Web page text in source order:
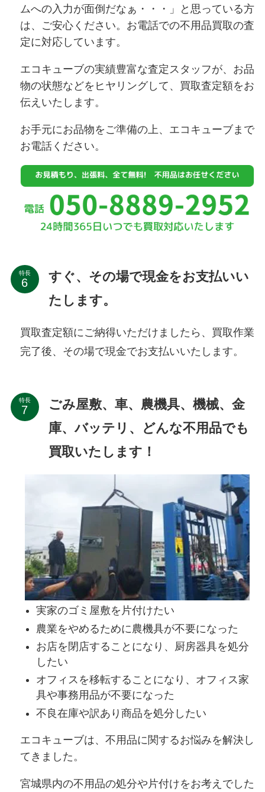
ムへの入力が面倒だなぁ・・・」と思っている方
は、ご安心ください。お電話での不用品買取の査
定に対応しています。
エコキューブの実績豊富な査定スタッフが、お品
物の状態などをヒヤリングして、買取査定額をお
伝えいたします。
お手元にお品物をご準備の上、エコキューブまで
お電話ください。
特長
すぐ、その場で現金をお支払いい
たします。
買取査定額にご納得いただけましたら、買取作業
完了後、その場で現金でお支払いいたします。
特長
ごみ屋敷、車、農機具、機械、金
庫、バッテリ、どんな不用品でも
買取いたします！
実家のゴミ屋敷を片付けたい
農業をやめるために農機具が不要になった
お店を閉店することになり、厨房器具を処分
したい
オフィスを移転することになり、オフィス家
具や事務用品が不要になった
不良在庫や訳あり商品を処分したい
エコキューブは、不用品に関するお悩みを解決し
てきました。
宮城県内の不用品の処分や片付けをお考えでした